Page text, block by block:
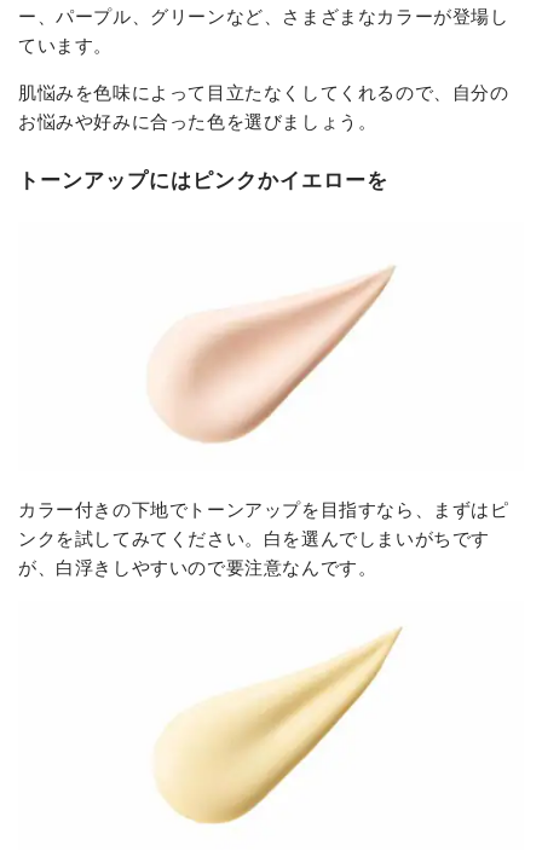
ー、パープル、グリーンなど、さまざまなカラーが登場し
ています。
肌悩みを色味によって目立たなくしてくれるので、自分の
お悩みや好みに合った色を選びましょう。
トーンアップにはピンクかイエローを
カラー付きの下地でトーンアップを目指すなら、まずはピ
ンクを試してみてください。白を選んでしまいがちです
が、白浮きしやすいので要注意なんです。